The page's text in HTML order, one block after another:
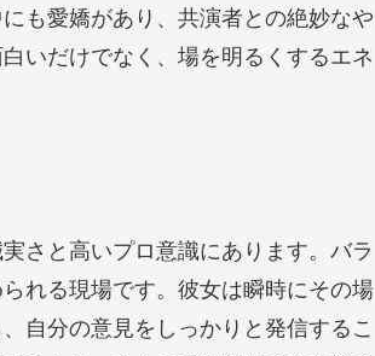
も愛嬌があり、共演者との絶妙なや
いだけでなく、場を明るくするエネ
さと高いプロ意識にあります。バラ
れる現場です。彼女は瞬時にその場
自分の意見をしっかりと発信するこ